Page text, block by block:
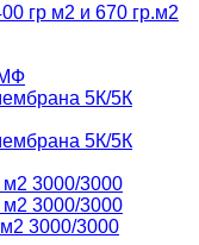
гр м2 и 670 гр.м2
5К/5К
5К/5К
3000/3000
3000/3000
3000/3000